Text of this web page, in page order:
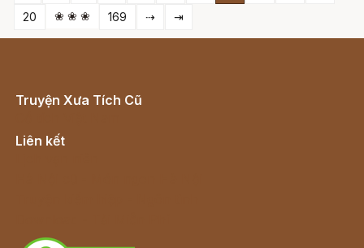
20
❀ ❀ ❀ 169 ⇢ ⇥
Truyện Xưa Tích Cũ
Liên kết